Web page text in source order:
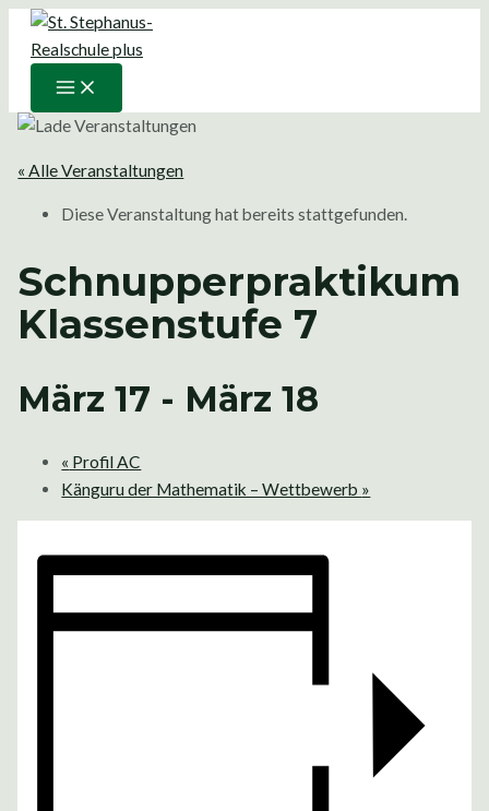
Zum
Inhalt
springen
Main
Menu
« Alle Veranstaltungen
Diese Veranstaltung hat bereits stattgefunden.
Schnupperpraktikum
Klassenstufe 7
März 17 - März 18
« Profil AC
Känguru der Mathematik – Wettbewerb »